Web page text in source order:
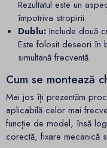
Rezultatul este un
împotriva stropirii.
Dublu: Include două
Este folosit deseori în
simultană frecventă.
Cum se montează
Mai jos îți prezentăm
aplicabilă celor mai
funcție de model, însă
corectă, fixare mecanică